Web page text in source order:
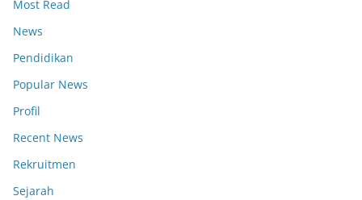
Most Read
News
Pendidikan
Popular News
Profil
Recent News
Rekruitmen
Sejarah